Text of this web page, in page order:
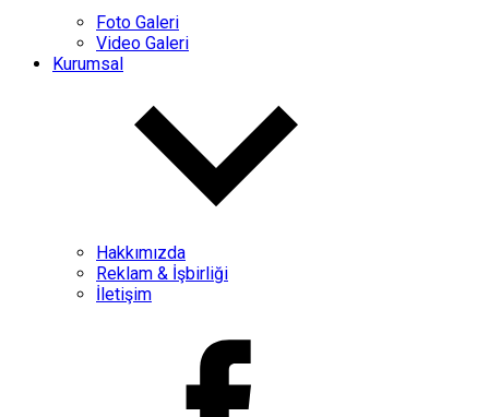
Foto Galeri
Video Galeri
Kurumsal
Hakkımızda
Reklam & İşbirliği
İletişim